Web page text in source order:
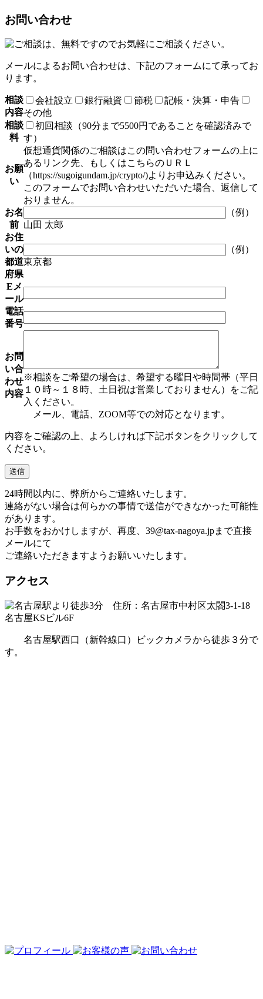
お問い合わせ
メールによるお問い合わせは、下記のフォームにて承ってお
ります。
相談
内容
会社設立 銀行融資 節税
記帳・決算・申告
その他
相談
料
初回相談（90分まで5500円であることを確認済みで
す）
お願
い
仮想通貨関係のご相談はこの問い合わせフォームの上に
あるリンク先、もしくはこちらのＵＲＬ
（https://sugoigundam.jp/crypto/)よりお申込みください。
このフォームでお問い合わせいただいた場合、返信して
おりません。
お名
前
（例）
山田 太郎
お住
いの
都道
府県
（例）
東京都
Eメ
ール
電話
番号
お問
い合
わせ
内容
※相談をご希望の場合は、希望する曜日や時間帯（平日
１０時～１８時、土日祝は営業しておりません）をご記
入ください。
メール、電話、ZOOM等での対応となります。
内容をご確認の上、よろしければ下記ボタンをクリックして
ください。
24時間以内に、弊所からご連絡いたします。
連絡がない場合は何らかの事情で送信ができなかった可能性
があります。
お手数をおかけしますが、再度、 39@tax-nagoya.jpまで直接
メールにて
ご連絡いただきますようお願いいたします。
アクセス
住所：名古屋市中村区太閤3-1-18
名古屋KSビル6F
名古屋駅西口（新幹線口）ビックカメラから徒歩３分で
す。